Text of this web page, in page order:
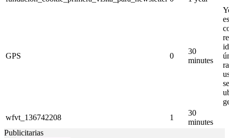
GPS 0
30
minutes
wfvt_136742208
1
30
minutes
Publicitarias